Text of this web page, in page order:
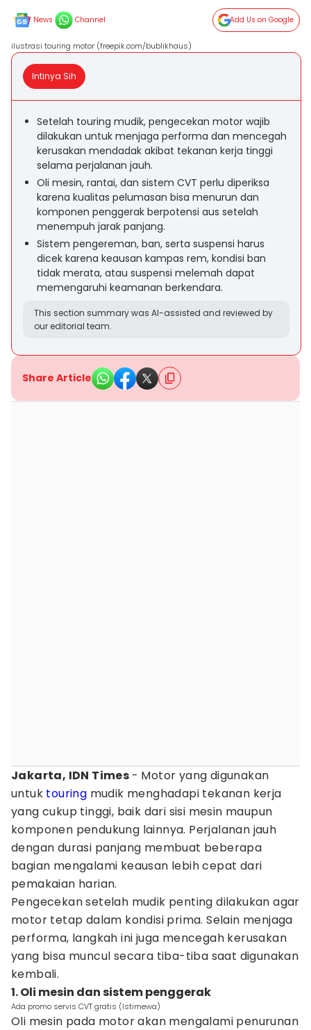
News Channel Add Us on Google
ilustrasi touring motor (freepik.com/bublikhaus)
Intinya Sih
Setelah touring mudik, pengecekan motor wajib
dilakukan untuk menjaga performa dan mencegah
kerusakan mendadak akibat tekanan kerja tinggi
selama perjalanan jauh.
Oli mesin, rantai, dan sistem CVT perlu diperiksa
karena kualitas pelumasan bisa menurun dan
komponen penggerak berpotensi aus setelah
menempuh jarak panjang.
Sistem pengereman, ban, serta suspensi harus
dicek karena keausan kampas rem, kondisi ban
tidak merata, atau suspensi melemah dapat
memengaruhi keamanan berkendara.
This section summary was AI-assisted and reviewed by
our editorial team.
Share Article
Jakarta, IDN Times - Motor yang digunakan
untuk touring mudik menghadapi tekanan kerja
yang cukup tinggi, baik dari sisi mesin maupun
komponen pendukung lainnya. Perjalanan jauh
dengan durasi panjang membuat beberapa
bagian mengalami keausan lebih cepat dari
pemakaian harian.
Pengecekan setelah mudik penting dilakukan agar
motor tetap dalam kondisi prima. Selain menjaga
performa, langkah ini juga mencegah kerusakan
yang bisa muncul secara tiba-tiba saat digunakan
kembali.
1. Oli mesin dan sistem penggerak
Ada promo servis CVT gratis (Istimewa)
Oli mesin pada motor akan mengalami penurunan